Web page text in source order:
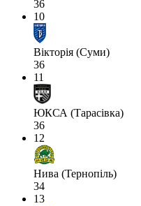
36
10
Вікторія (Суми)
36
11
ЮКСА (Тарасівка)
36
12
Нива (Тернопіль)
34
13